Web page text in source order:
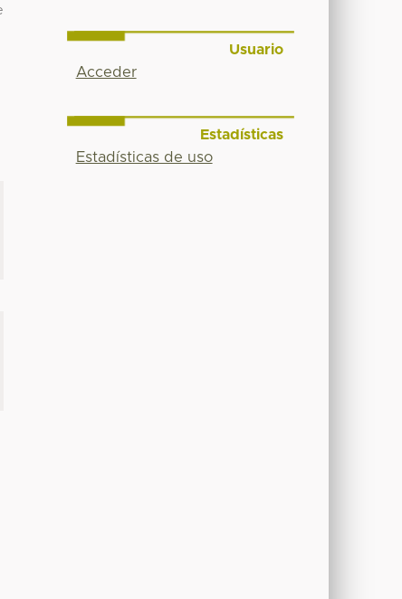
Usuario
Acceder
Estadísticas
Estadísticas de uso